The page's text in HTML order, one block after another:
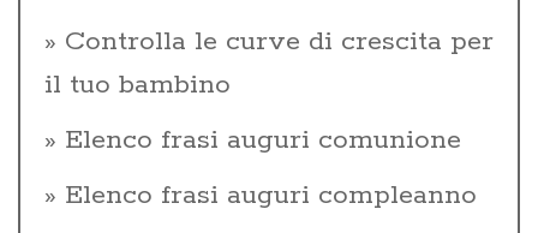
Controlla le curve di crescita per
il tuo bambino
Elenco frasi auguri comunione
Elenco frasi auguri compleanno